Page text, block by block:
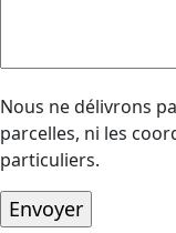
Nous ne délivrons
parcelles, ni les
particuliers.